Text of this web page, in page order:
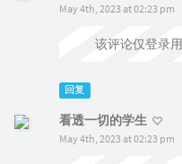
May 4th, 2023 at 02:23 pm
该评论仅登录
回复
看透一切的学生
May 4th, 2023 at 02:23 pm